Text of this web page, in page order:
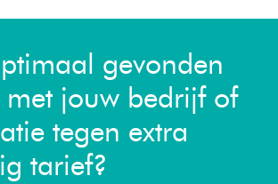
gevonden
jouw bedrijf of
tegen extra
tarief?